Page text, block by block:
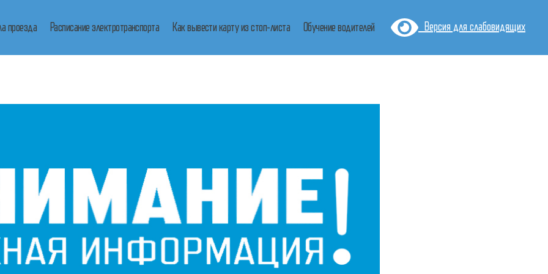
проезда Расписание электротранспорта Как вывести карту из стоп-листа Обучение водителей Версия для слабовидящих